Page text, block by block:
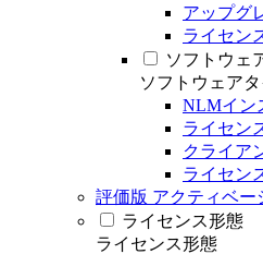
アップグ
ライセン
ソフトウェ
ソフトウェア
NLMイン
ライセン
クライア
ライセン
評価版 アクティベー
ライセンス形態
ライセンス形態